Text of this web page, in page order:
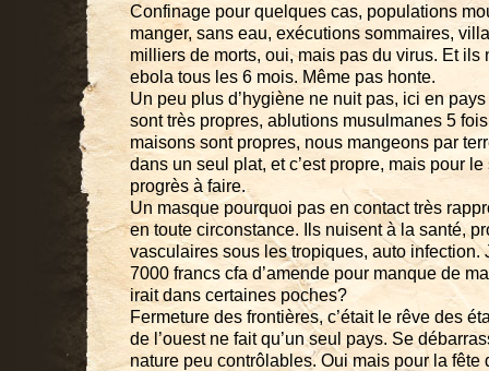
Confinage pour quelques cas, populations
manger, sans eau, exécutions sommaires,
milliers de morts, oui, mais pas du virus. Et ils
ebola tous les 6 mois. Même pas honte.
Un peu plus d’hygiène ne nuit pas, ici en
sont très propres, ablutions musulmanes 5
maisons sont propres, nous mangeons par
dans un seul plat, et c’est propre, mais pour
progrès à faire.
Un masque pourquoi pas en contact très
en toute circonstance. Ils nuisent à la santé,
vasculaires sous les tropiques, auto infection.
7000 francs cfa d’amende pour manque de
irait dans certaines poches?
Fermeture des frontières, c’était le rêve des
de l’ouest ne fait qu’un seul pays. Se
nature peu contrôlables. Oui mais pour la fête